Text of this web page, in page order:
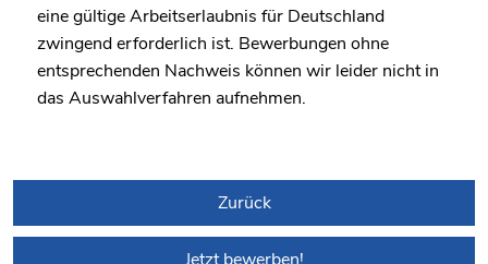
eine gültige Arbeitserlaubnis für Deutschland
zwingend erforderlich ist. Bewerbungen ohne
entsprechenden Nachweis können wir leider nicht in
das Auswahlverfahren aufnehmen.
Zurück